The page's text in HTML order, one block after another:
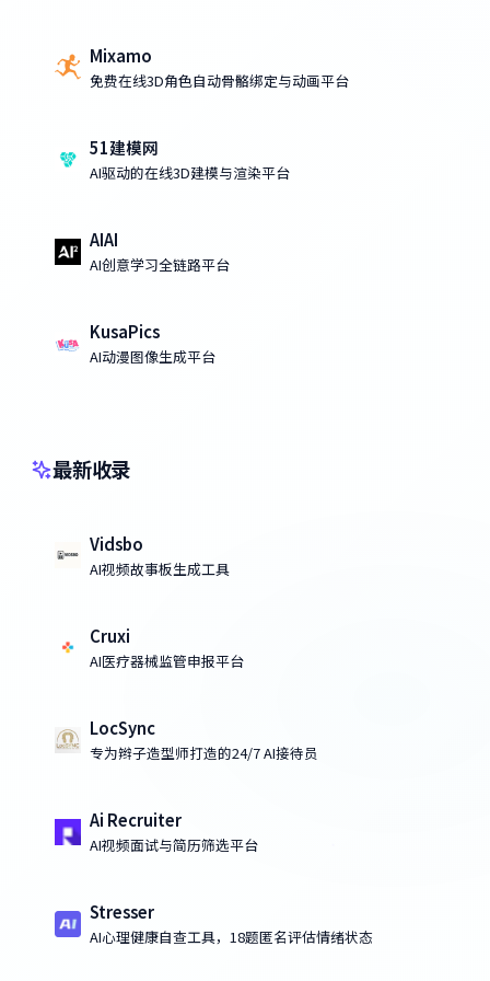
Mixamo
免费在线3D角色自动骨骼绑定与动画平台
51建模网
AI驱动的在线3D建模与渲染平台
AIAI
AI创意学习全链路平台
KusaPics
AI动漫图像生成平台
最新收录
Vidsbo
AI视频故事板生成工具
Cruxi
AI医疗器械监管申报平台
LocSync
专为辫子造型师打造的24/7 AI接待员
Ai Recruiter
AI视频面试与简历筛选平台
Stresser
AI心理健康自查工具，18题匿名评估情绪状态